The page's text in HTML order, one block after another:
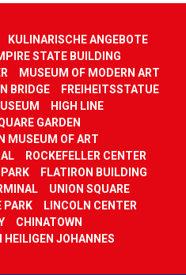
KULINARISCHE ANGEBOTE
STATE BUILDING
MUSEUM OF MODERN ART
BRIDGE
FREIHEITSSTATUE
HIGH LINE
GARDEN
MUSEUM OF ART
ROCKEFELLER CENTER
FLATIRON BUILDING
UNION SQUARE
PARK
LINCOLN CENTER
CHINATOWN
HEILIGEN JOHANNES